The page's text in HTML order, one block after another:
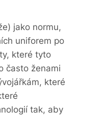
jako normu,
uniforem po
které tyto
často ženami
které
tak, aby